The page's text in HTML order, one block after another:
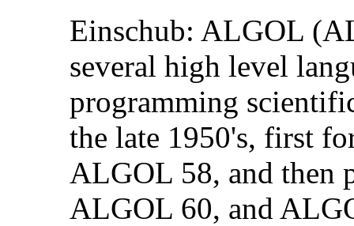
Einschub: ALGOL
several high level
programming
the late 1950's, first
ALGOL 58, and then
ALGOL 60, and